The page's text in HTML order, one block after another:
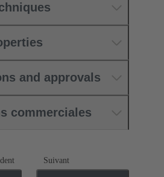
and approvals
commerciales
Suivant